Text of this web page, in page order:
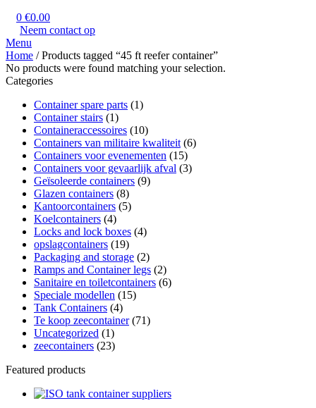
0 €0.00
Neem contact op
Menu
Home / Products tagged “45 ft reefer container”
No products were found matching your selection.
Categories
Container spare parts (1)
Container stairs (1)
Containeraccessoires (10)
Containers van militaire kwaliteit (6)
Containers voor evenementen (15)
Containers voor gevaarlijk afval (3)
Geïsoleerde containers (9)
Glazen containers (8)
Kantoorcontainers (5)
Koelcontainers (4)
Locks and lock boxes (4)
opslagcontainers (19)
Packaging and storage (2)
Ramps and Container legs (2)
Sanitaire en toiletcontainers (6)
Speciale modellen (15)
Tank Containers (4)
Te koop zeecontainer​ (71)
Uncategorized (1)
zeecontainers (23)
Featured products